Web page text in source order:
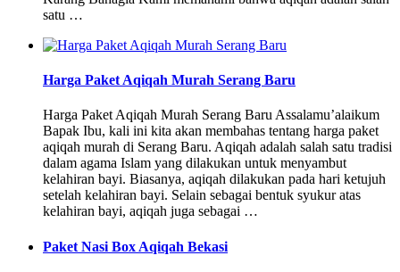
satu …
Harga Paket Aqiqah Murah Serang Baru
Harga Paket Aqiqah Murah Serang Baru Assalamu’alaikum
Bapak Ibu, kali ini kita akan membahas tentang harga paket
aqiqah murah di Serang Baru. Aqiqah adalah salah satu tradisi
dalam agama Islam yang dilakukan untuk menyambut
kelahiran bayi. Biasanya, aqiqah dilakukan pada hari ketujuh
setelah kelahiran bayi. Selain sebagai bentuk syukur atas
kelahiran bayi, aqiqah juga sebagai …
Paket Nasi Box Aqiqah Bekasi